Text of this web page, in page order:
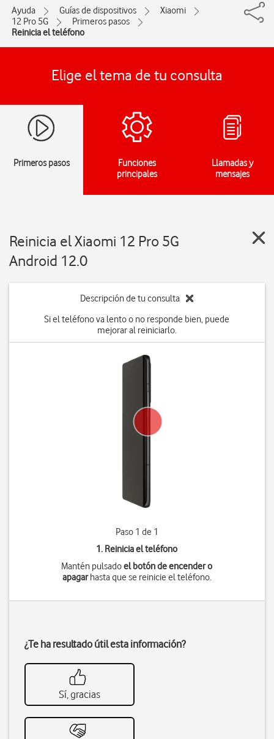
Ayuda Guías de dispositivos
Xiaomi
12 Pro 5G
Primeros pasos
Reinicia el teléfono
Elige el tema de tu consulta
Primeros pasos
Funciones
principales
Llamadas y
mensajes
Reinicia el Xiaomi 12 Pro 5G
Android 12.0
Descripción de tu consulta
Si el teléfono va lento o no responde bien, puede
mejorar al reiniciarlo.
Paso 1 de 1
1. Reinicia el teléfono
Mantén pulsadoel botón de encender o
apagarhasta que se reinicie el teléfono.
¿Te ha resultado útil esta información?
Sí, gracias